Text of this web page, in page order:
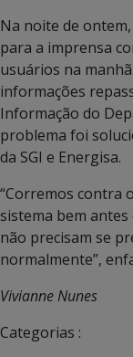
Na noite de
para a imprensa
usuários na
informações
Informação do
problema foi
da SGI e Energisa.
“Corremos contra
sistema bem
não precisam se
normalmente”,
Vivianne Nunes
Categorias :